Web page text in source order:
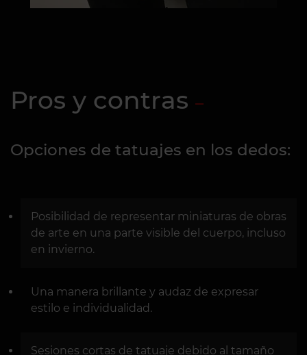
Pros y contras
Opciones de tatuajes en los dedos:
Posibilidad de representar miniaturas de obras
de arte en una parte visible del cuerpo, incluso
en invierno.
Una manera brillante y audaz de expresar
estilo e individualidad.
Sesiones cortas de tatuaje debido al tamaño